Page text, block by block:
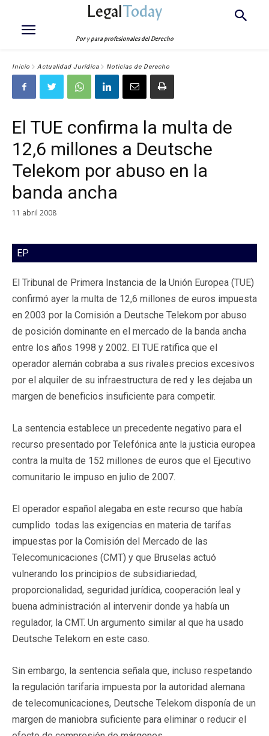
LegalToday
Por y para profesionales del Derecho
Inicio Actualidad Jurídica Noticias de Derecho
El TUE confirma la multa de
12,6 millones a Deutsche
Telekom por abuso en la
banda ancha
11 abril 2008
EP
El Tribunal de Primera Instancia de la Unión Europea (TUE)
confirmó ayer la multa de 12,6 millones de euros impuesta
en 2003 por la Comisión a Deutsche Telekom por abuso
de posición dominante en el mercado de la banda ancha
entre los años 1998 y 2002. El TUE ratifica que el
operador alemán cobraba a sus rivales precios excesivos
por el alquiler de su infraestructura de red y les dejaba un
margen de beneficios insuficiente para competir.
La sentencia establece un precedente negativo para el
recurso presentado por Telefónica ante la justicia europea
contra la multa de 152 millones de euros que el Ejecutivo
comunitario le impuso en julio de 2007.
El operador español alegaba en este recurso que había
cumplido todas las exigencias en materia de tarifas
impuestas por la Comisión del Mercado de las
Telecomunicaciones (CMT) y que Bruselas actuó
vulnerando los principios de subsidiariedad,
proporcionalidad, seguridad jurídica, cooperación leal y
buena administración al intervenir donde ya había un
regulador, la CMT. Un argumento similar al que ha usado
Deutsche Telekom en este caso.
Sin embargo, la sentencia señala que, incluso respetando
la regulación tarifaria impuesta por la autoridad alemana
de telecomunicaciones, Deutsche Telekom disponía de un
margen de maniobra suficiente para eliminar o reducir el